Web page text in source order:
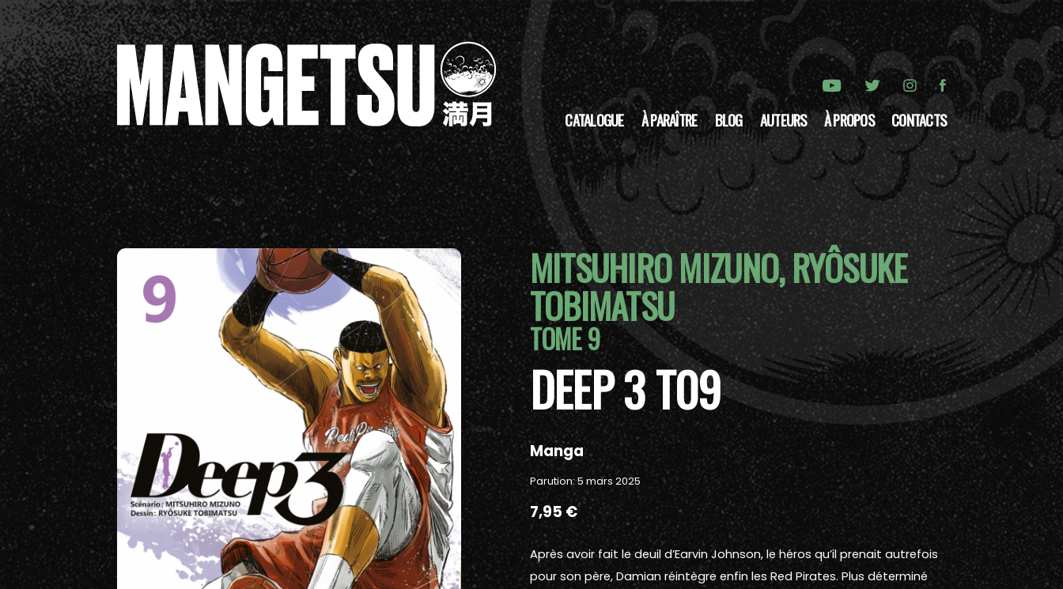
CATALOGUE À PARAÎTRE BLOG AUTEURS À PROPOS CONTACTS
MITSUHIRO MIZUNO, RYÔSUKE
TOBIMATSU
TOME 9
DEEP 3 T09
Manga
Parution: 5 mars 2025
7,95 €
Après avoir fait le deuil d’Earvin Johnson, le héros qu’il prenait autrefois
pour son père, Damian réintègre enfin les Red Pirates. Plus déterminé